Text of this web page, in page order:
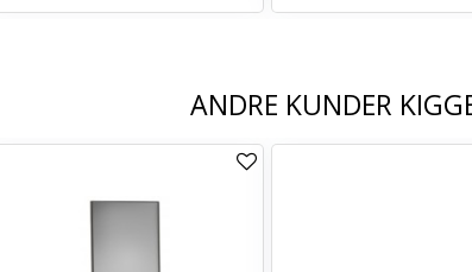
ANDRE KUNDER